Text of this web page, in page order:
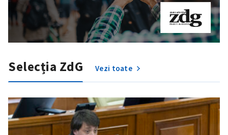
Selecția ZdG Vezi toate